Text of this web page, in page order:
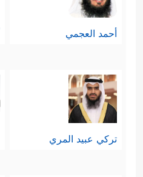
أحمد العجمي
تركي عبيد المري